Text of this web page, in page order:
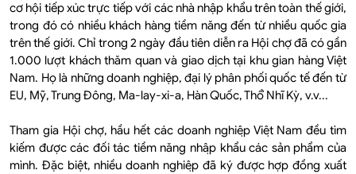
cơ hội tiếp xúc trực tiếp với các nhà nhập khẩu trên toàn thế giới,
trong đó có nhiều khách hàng tiềm năng đến từ nhiều quốc gia
trên thế giới. Chỉ trong 2 ngày đầu tiên diễn ra Hội chợ đã có gần
1.000 lượt khách thăm quan và giao dịch tại khu gian hàng Việt
Nam. Họ là những doanh nghiệp, đại lý phân phối quốc tế đến từ
EU, Mỹ, Trung Đông, Ma-lay-xi-a, Hàn Quốc, Thổ̉ Nhĩ Kỳ, v.v...
Tham gia Hội chợ, hầu hết các doanh nghiệp Việt Nam đều tìm
kiếm được các đối tác tiềm năng nhập khẩu các sản phẩm của
mình. Đặc biệt, nhiều doanh nghiệp đã ký được hợp đồng xuất